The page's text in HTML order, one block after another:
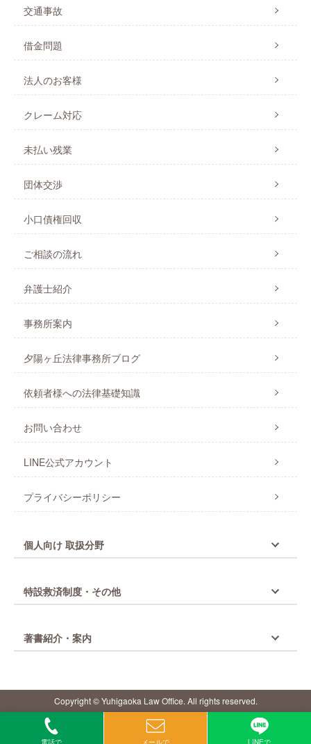
交通事故
借金問題
法人のお客様
クレーム対応
未払い残業
団体交渉
小口債権回収
ご相談の流れ
弁護士紹介
事務所案内
夕陽ヶ丘法律事務所ブログ
依頼者様への法律基礎知識
お問い合わせ
LINE公式アカウント
プライバシーポリシー
個人向け 取扱分野
特設救済制度・その他
著書紹介・案内
Copyright © Yuhigaoka Law Office. All rights reserved.
電話で メールで LINEで